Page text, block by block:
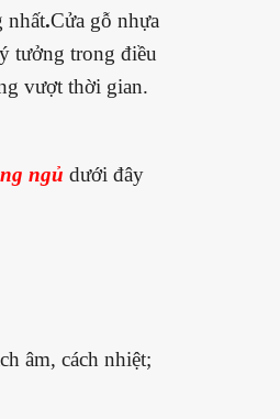
nhất.Cửa gỗ nhựa
tưởng trong điều
vượt thời gian.
ngủ dưới đây
âm, cách nhiệt;